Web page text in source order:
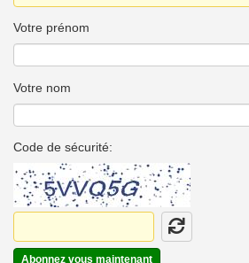
Votre prénom
Votre nom
Code de sécurité:
